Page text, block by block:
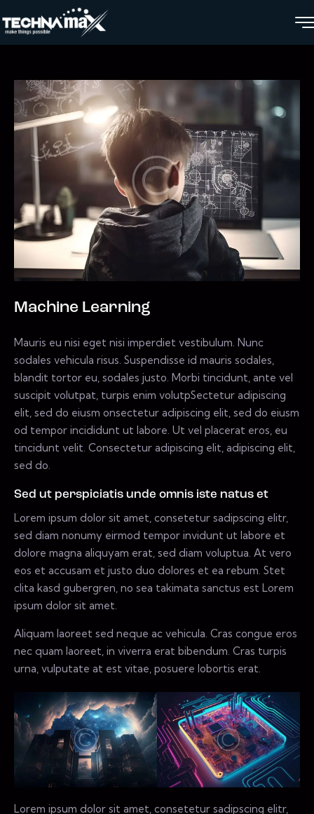
Machine Learning
Mauris eu nisi eget nisi imperdiet vestibulum. Nunc
sodales vehicula risus. Suspendisse id mauris sodales,
blandit tortor eu, sodales justo. Morbi tincidunt, ante vel
suscipit volutpat, turpis enim volutpSectetur adipiscing
elit, sed do eiusm onsectetur adipiscing elit, sed do eiusm
od tempor incididunt ut labore. Ut vel placerat eros, eu
tincidunt velit. Consectetur adipiscing elit, adipiscing elit,
sed do.
Sed ut perspiciatis unde omnis iste natus et
Lorem ipsum dolor sit amet, consetetur sadipscing elitr,
sed diam nonumy eirmod tempor invidunt ut labore et
dolore magna aliquyam erat, sed diam voluptua. At vero
eos et accusam et justo duo dolores et ea rebum. Stet
clita kasd gubergren, no sea takimata sanctus est Lorem
ipsum dolor sit amet.
Aliquam laoreet sed neque ac vehicula. Cras congue eros
nec quam laoreet, in viverra erat bibendum. Cras turpis
urna, vulputate at est vitae, posuere lobortis erat.
Lorem ipsum dolor sit amet, consetetur sadipscing elitr,